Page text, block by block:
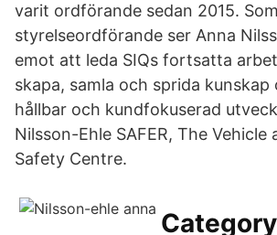
varit ordförande sedan 2015.
styrelseordförande ser Anna
emot att leda SIQs fortsatta
skapa, samla och sprida
hållbar och kundfokuserad
Nilsson-Ehle SAFER, The Vehicle
Safety Centre.